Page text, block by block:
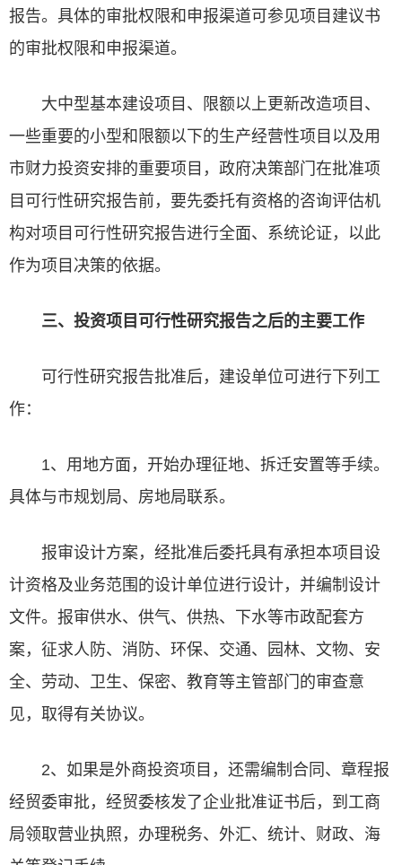
报告。具体的审批权限和申报渠道可参见项目建议书
的审批权限和申报渠道。
大中型基本建设项目、限额以上更新改造项目、
一些重要的小型和限额以下的生产经营性项目以及用
市财力投资安排的重要项目，政府决策部门在批准项
目可行性研究报告前，要先委托有资格的咨询评估机
构对项目可行性研究报告进行全面、系统论证，以此
作为项目决策的依据。
三、投资项目可行性研究报告之后的主要工作
可行性研究报告批准后，建设单位可进行下列工
作：
1、用地方面，开始办理征地、拆迁安置等手续。
具体与市规划局、房地局联系。
报审设计方案，经批准后委托具有承担本项目设
计资格及业务范围的设计单位进行设计，并编制设计
文件。报审供水、供气、供热、下水等市政配套方
案，征求人防、消防、环保、交通、园林、文物、安
全、劳动、卫生、保密、教育等主管部门的审查意
见，取得有关协议。
2、如果是外商投资项目，还需编制合同、章程报
经贸委审批，经贸委核发了企业批准证书后，到工商
局领取营业执照，办理税务、外汇、统计、财政、海